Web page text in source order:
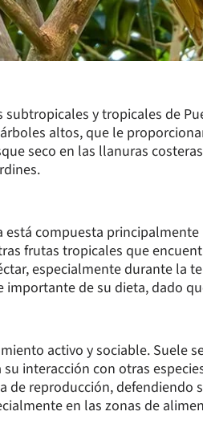
y tropicales de
altos, que le
seco en las llanuras
compuesta
frutas tropicales que
especialmente durante la
de su dieta, dado
activo y sociable. Suele
interacción con otras
reproducción,
en las zonas de